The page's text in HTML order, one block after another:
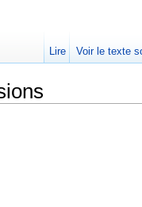
Lire Voir le texte